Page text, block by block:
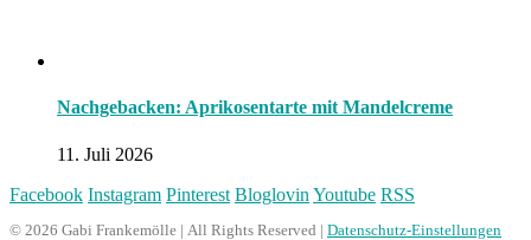
Nachgebacken: Aprikosentarte mit Mandelcreme
11. Juli 2026
Facebook Instagram Pinterest Bloglovin Youtube RSS
© 2026 Gabi Frankemölle | All Rights Reserved | Datenschutz-Einstellungen